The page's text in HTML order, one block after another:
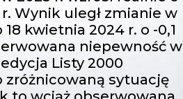
Wynik uległ zmianie w
kwietnia 2024 r. o -0,1
niepewność w
Listy 2000
zróżnicowaną sytuację